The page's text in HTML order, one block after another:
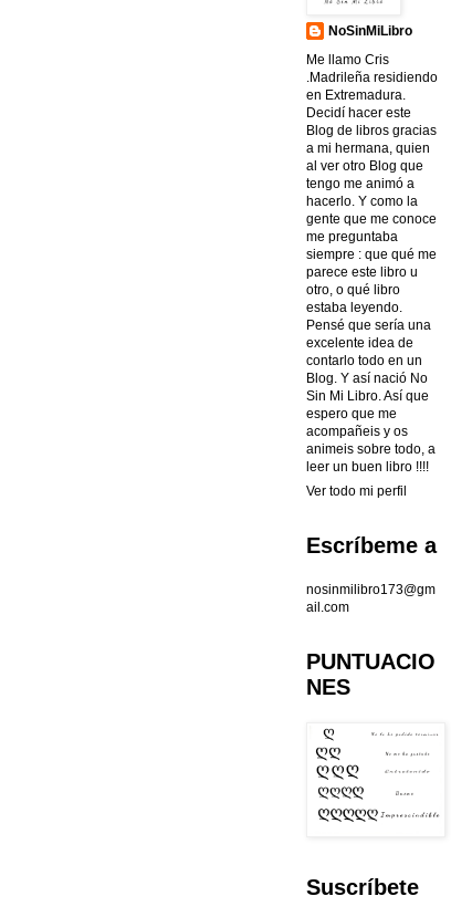
NoSinMiLibro
Me llamo Cris
.Madrileña residiendo
en Extremadura.
Decidí hacer este
Blog de libros gracias
a mi hermana, quien
al ver otro Blog que
tengo me animó a
hacerlo. Y como la
gente que me conoce
me preguntaba
siempre : que qué me
parece este libro u
otro, o qué libro
estaba leyendo.
Pensé que sería una
excelente idea de
contarlo todo en un
Blog. Y así nació No
Sin Mi Libro. Así que
espero que me
acompañeis y os
animeis sobre todo, a
leer un buen libro !!!!
Ver todo mi perfil
Escríbeme a
nosinmilibro173@gm
ail.com
PUNTUACIO
NES
Suscríbete